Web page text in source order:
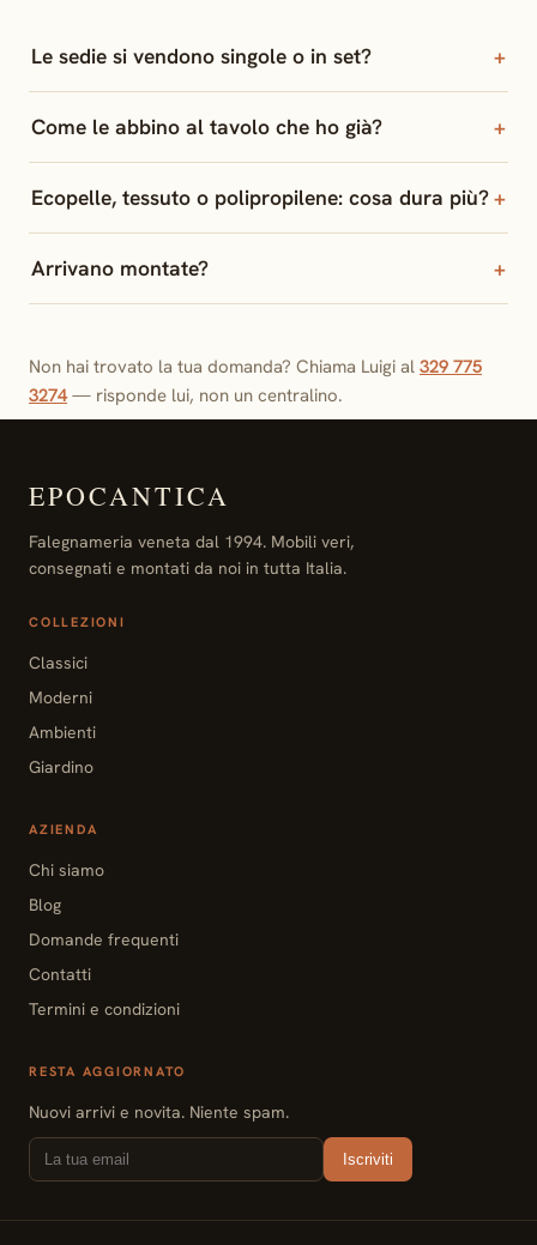
Le sedie si vendono singole o in set?
Come le abbino al tavolo che ho già?
Ecopelle, tessuto o polipropilene: cosa dura più?
Arrivano montate?
Non hai trovato la tua domanda? Chiama Luigi al 329 775
3274— risponde lui, non un centralino.
EPOCANTICA
Falegnameria veneta dal 1994. Mobili veri,
consegnati e montati da noi in tutta Italia.
COLLEZIONI
Classici
Moderni
Ambienti
Giardino
AZIENDA
Chi siamo
Blog
Domande frequenti
Contatti
Termini e condizioni
RESTA AGGIORNATO
Nuovi arrivi e novita. Niente spam.
Iscriviti